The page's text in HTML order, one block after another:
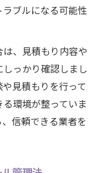
ブルになる可能性
、見積もり内容や
っかり確認しまし
見積もりを行って
環境が整っていま
信頼できる業者を